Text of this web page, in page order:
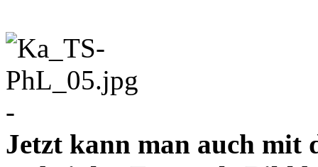
-
Jetzt kann man auch mit